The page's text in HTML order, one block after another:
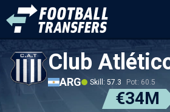
Club
ARG Skill: 57.3 Pot: 60.5
€34M